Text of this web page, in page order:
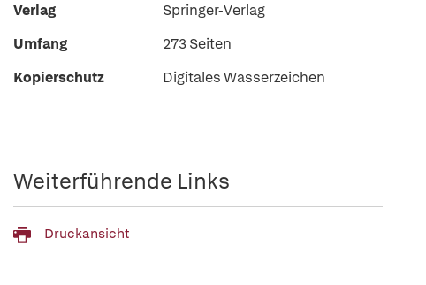
Verlag
Springer-Verlag
Umfang
273 Seiten
Kopierschutz
Digitales Wasserzeichen
Weiterführende Links
Druckansicht